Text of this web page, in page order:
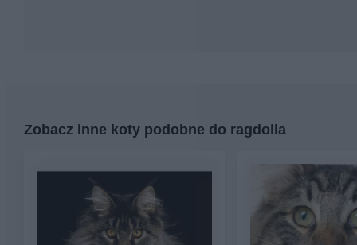
Zobacz inne koty podobne do ragdolla